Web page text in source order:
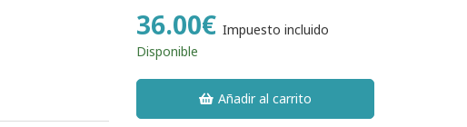
36.00€ Impuesto incluido
Disponible
Añadir al carrito